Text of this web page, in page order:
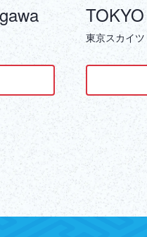
東京スカイツ